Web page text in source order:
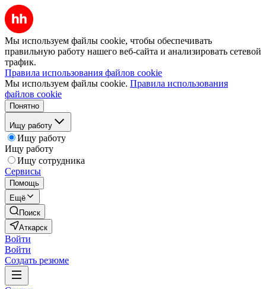
Мы используем файлы cookie, чтобы обеспечивать
правильную работу нашего веб-сайта и анализировать сетевой
трафик.
Правила использования файлов cookie
Мы используем файлы cookie. Правила использования
файлов cookie
Понятно
Ищу работу
Ищу работу
Ищу работу
Ищу сотрудника
Сервисы
Помощь
Ещё
Поиск
Аткарск
Войти
Войти
Создать резюме